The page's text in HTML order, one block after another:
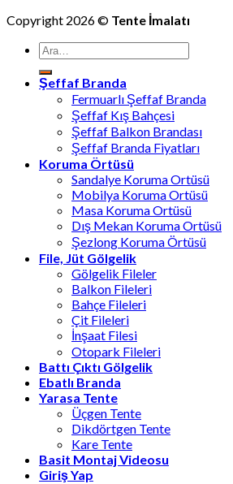
Copyright 2026 © Tente İmalatı
Ara:
Şeffaf Branda
Fermuarlı Şeffaf Branda
Şeffaf Kış Bahçesi
Şeffaf Balkon Brandası
Şeffaf Branda Fiyatları
Koruma Örtüsü
Sandalye Koruma Ortüsü
Mobilya Koruma Ortüsü
Masa Koruma Ortüsü
Dış Mekan Koruma Ortüsü
Şezlong Koruma Örtüsü
File, Jüt Gölgelik
Gölgelik Fileler
Balkon Fileleri
Bahçe Fileleri
Çit Fileleri
İnşaat Filesi
Otopark Fileleri
Battı Çıktı Gölgelik
Ebatlı Branda
Yarasa Tente
Üçgen Tente
Dikdörtgen Tente
Kare Tente
Basit Montaj Videosu
Giriş Yap